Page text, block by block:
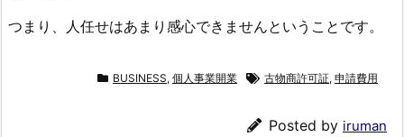
つまり、人任せはあまり感心できませんということです。
BUSINESS, 個人事業開業 古物商許可証, 申請費用
Posted by iruman